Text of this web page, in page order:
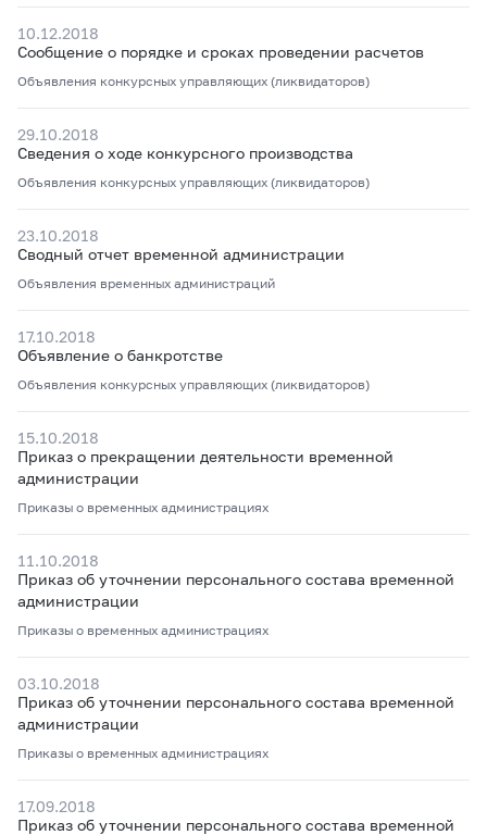
10.12.2018
Сообщение о порядке и сроках проведении расчетов
Объявления конкурсных управляющих (ликвидаторов)
29.10.2018
Сведения о ходе конкурсного производства
Объявления конкурсных управляющих (ликвидаторов)
23.10.2018
Сводный отчет временной администрации
Объявления временных администраций
17.10.2018
Объявление о банкротстве
Объявления конкурсных управляющих (ликвидаторов)
15.10.2018
Приказ о прекращении деятельности временной
администрации
Приказы о временных администрациях
11.10.2018
Приказ об уточнении персонального состава временной
администрации
Приказы о временных администрациях
03.10.2018
Приказ об уточнении персонального состава временной
администрации
Приказы о временных администрациях
17.09.2018
Приказ об уточнении персонального состава временной